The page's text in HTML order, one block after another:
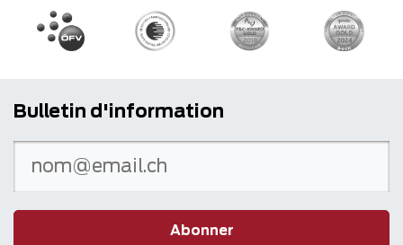
Bulletin d'information
Abonner